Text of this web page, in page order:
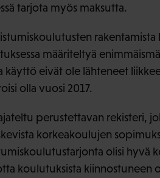
tarjota myös maksutta.
rakentamista
määriteltyä
eivät ole lähteneet
olla vuosi 2017.
perustettavan rekisteri,
korkeakoulujen
olisi hyvä
koulutuksista kiinnostuneen